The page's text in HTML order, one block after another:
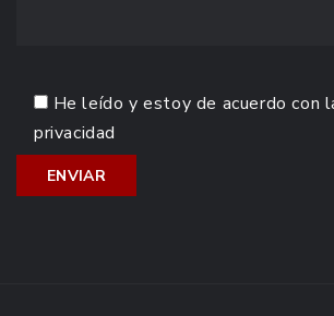
He leído y estoy de acuerdo con
privacidad